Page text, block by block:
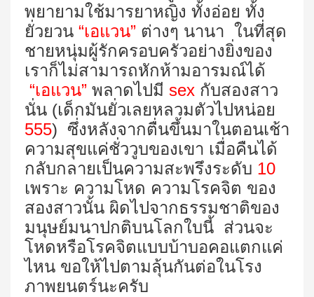
พยายามใช้มารยาหญิง ทั้งอ่อย ทั้ง
ยั่วยวน “เอแวน” ต่างๆ นานา ในที่สุด
ชายหนุ่มผู้รักครอบครัวอย่างยิ่งของ
เราก็ไม่สามารถหักห้ามอารมณ์ได้
“เอแวน” พลาดไปมี sex กับสองสาว
นั่น (เด็กมันยั่วเลยหลวมตัวไปหน่อย
555) ซึ่งหลังจากตื่นขึ้นมาในตอนเช้า
ความสุขแค่ชั่ววูบของเขา เมื่อคืนได้
กลับกลายเป็นความสะพรึงระดับ 10
เพราะ ความโหด ความโรคจิต ของ
สองสาวนั้น ผิดไปจากธรรมชาติของ
มนุษย์มนาปกติบนโลกใบนี้ ส่วนจะ
โหดหรือโรคจิตแบบบ้าบอคอแตกแค่
ไหน ขอให้ไปตามลุ้นกันต่อในโรง
ภาพยนตร์นะครับ